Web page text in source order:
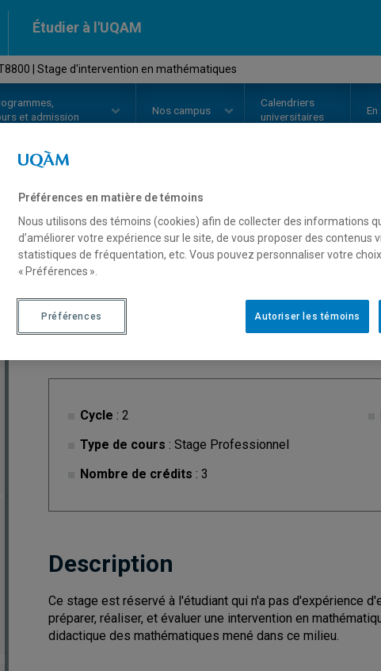
Étudier à l'UQAM
| Stage d'intervention en mathématiques
et admission
Nos campus
Calendriers
universitaires
COURS// MAT8800
Stage
mathématiques
Description Horaire - Été 2026
Cycle : 2
Type de cours : Stage Professionnel
Nombre de crédits : 3
Description
Ce stage est réservé à l'étudiant qui n'a pas d'expérience
préparer, réaliser, et évaluer une intervention en
didactique des mathématiques mené dans ce milieu.
Préférences en matière de témoins
Nous utilisons des témoins (cookies) afin de collecter des informations
d’améliorer votre expérience sur le site, de vous proposer des contenus
statistiques de fréquentation, etc. Vous pouvez personnaliser votre
« Préférences ».
Autoriser les témoins
Préférences